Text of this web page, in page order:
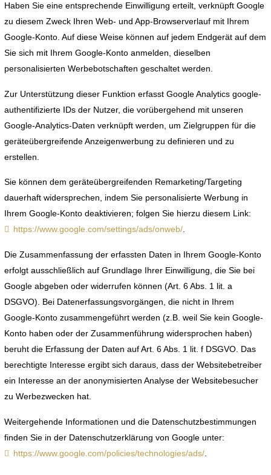
Haben Sie eine entsprechende Einwilligung erteilt, verknüpft Google
zu diesem Zweck Ihren Web- und App-Browserverlauf mit Ihrem
Google-Konto. Auf diese Weise können auf jedem Endgerät auf dem
Sie sich mit Ihrem Google-Konto anmelden, dieselben
personalisierten Werbebotschaften geschaltet werden.
Zur Unterstützung dieser Funktion erfasst Google Analytics google-
authentifizierte IDs der Nutzer, die vorübergehend mit unseren
Google-Analytics-Daten verknüpft werden, um Zielgruppen für die
geräteübergreifende Anzeigenwerbung zu definieren und zu
erstellen.
Sie können dem geräteübergreifenden Remarketing/Targeting
dauerhaft widersprechen, indem Sie personalisierte Werbung in
Ihrem Google-Konto deaktivieren; folgen Sie hierzu diesem Link:
https://www.google.com/settings/ads/onweb/
Die Zusammenfassung der erfassten Daten in Ihrem Google-Konto
erfolgt ausschließlich auf Grundlage Ihrer Einwilligung, die Sie bei
Google abgeben oder widerrufen können (Art. 6 Abs. 1 lit. a
DSGVO). Bei Datenerfassungsvorgängen, die nicht in Ihrem
Google-Konto zusammengeführt werden (z.B. weil Sie kein Google-
Konto haben oder der Zusammenführung widersprochen haben)
beruht die Erfassung der Daten auf Art. 6 Abs. 1 lit. f DSGVO. Das
berechtigte Interesse ergibt sich daraus, dass der Websitebetreiber
ein Interesse an der anonymisierten Analyse der Websitebesucher
zu Werbezwecken hat.
Weitergehende Informationen und die Datenschutzbestimmungen
finden Sie in der Datenschutzerklärung von Google unter:
https://www.google.com/policies/technologies/ads/